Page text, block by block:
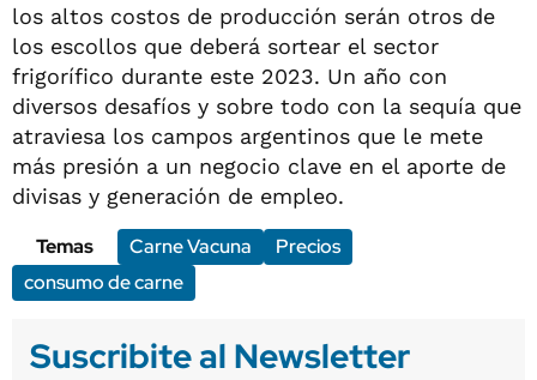
los altos costos de producción serán otros de
los escollos que deberá sortear el sector
frigorífico durante este 2023. Un año con
diversos desafíos y sobre todo con la sequía que
atraviesa los campos argentinos que le mete
más presión a un negocio clave en el aporte de
divisas y generación de empleo.
Temas
Carne Vacuna
Precios
consumo de carne
Suscribite al Newsletter